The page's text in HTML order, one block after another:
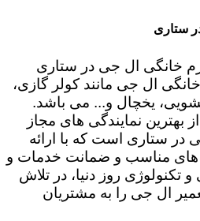
ستاری
خانگی ال جی در ستاری
ال جی مانند کولر گازی،
یخچال و... می باشد.
نمایندگی های مجاز
در ستاری است که با ارائه
های مناسب و ضمانت خدمات و
تکنولوژی روز دنیا، در تلاش
ال جی را به مشتریان